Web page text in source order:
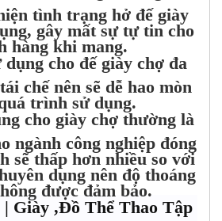
tình trạng hở đế giày
gây mất sự tự tin cho
hàng khi mang.
cho đế giày chợ đa
chế nên sẽ dễ hao mòn
trình sử dụng.
cho giày chợ thường là
ngành công nghiệp đóng
sẽ thấp hơn nhiều so với
dụng nên độ thoáng
được đảm bảo.